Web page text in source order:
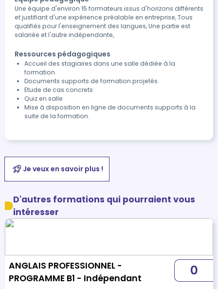
Une équipe d'environ 15 formateurs issus d'horizons différents
et justifiant d'une expérience préalable en entreprise, Tous
qualifiés pour l'enseignement des langues, Une partie est
salariée et l'autre indépendante,
Ressources pédagogiques
Accueil des stagiaires dans une salle dédiée à la
formation.
Documents supports de formation projetés.
Etude de cas concrets
Quiz en salle
Mise à disposition en ligne de documents supports à la
suite de la formation.
Je veux en savoir plus !
D'autres formations qui pourraient vous
intéresser
ANGLAIS PROFESSIONNEL -
PROGRAMME B1 - Indépendant
0